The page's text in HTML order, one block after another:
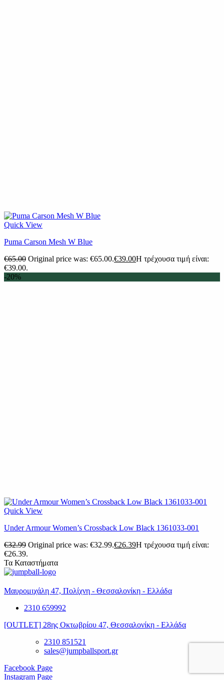
Quick View
Puma Carson Mesh W Blue
€65.00 Original price was: €65.00.€39.00Η τρέχουσα τιμή είναι:
€39.00.
-20%
Quick View
Under Armour Women’s Crossback Low Black 1361033-001
€32.99 Original price was: €32.99.€26.39Η τρέχουσα τιμή είναι:
€26.39.
Τα Καταστήματα
Μαυρομιχάλη 47, Πολίχνη - Θεσσαλονίκη - Ελλάδα
2310 659992
[OUTLET] 28ης Οκτωβρίου 47, Θεσσαλονίκη - Ελλάδα
2310 851521
sales@jumpballsport.gr
Facebook Page
Instagram Page